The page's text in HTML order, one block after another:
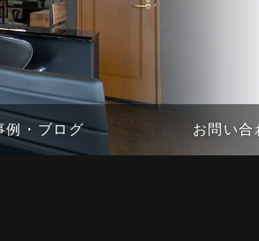
例・ブログ お問い合